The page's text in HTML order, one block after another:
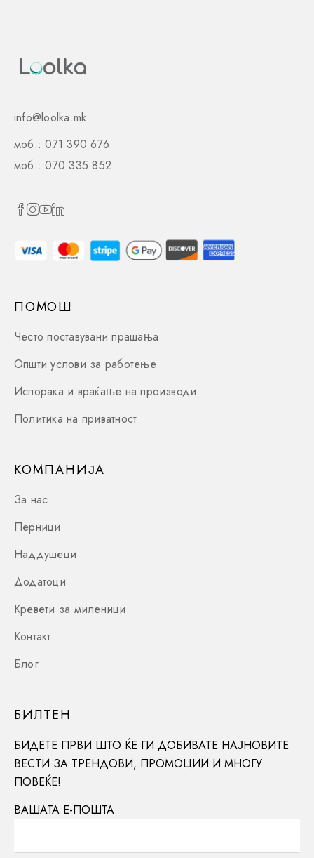
info@loolka.mk
моб.: 071 390 676
моб.: 070 335 852
ПОМОШ
Често поставувани прашања
Општи услови за работење
Испорака и враќање на производи
Политика на приватност
КОМПАНИЈА
За нас
Перници
Наддушеци
Додатоци
Кревети за миленици
Контакт
Блог
БИЛТЕН
БИДЕТЕ ПРВИ ШТО ЌЕ ГИ ДОБИВАТЕ НАЈНОВИТЕ
ВЕСТИ ЗА ТРЕНДОВИ, ПРОМОЦИИ И МНОГУ
ПОВЕЌЕ!
ВАШАТА Е-ПОШТА